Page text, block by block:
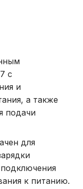
с
и
а также
подачи
для
к питанию.